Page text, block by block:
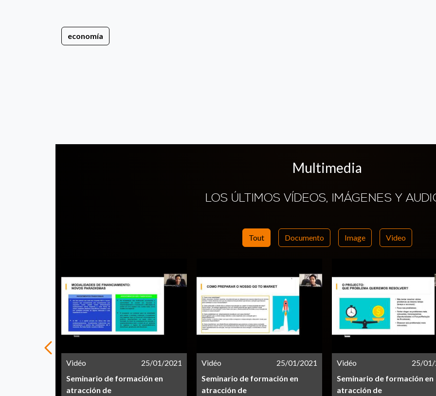
economía
Multimedia
LOS ÚLTIMOS VÍDEOS, IMÁGENES Y
Tout Documento Image Video
Vidéo
25/01/2021
Seminario de formación en
atracción de
Vidéo
25/01/2021
Seminario de formación en
atracción de
Vidéo
25/
Seminario de formación en
atracción de